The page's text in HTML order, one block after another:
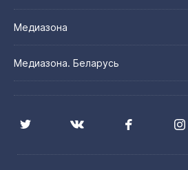
Медиазона
Медиазона. Беларусь